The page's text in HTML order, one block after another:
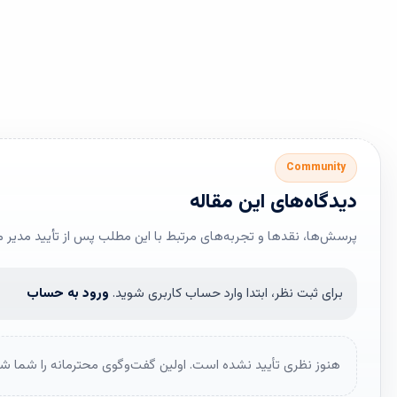
Community
دیدگاه‌های این مقاله
پرسش‌ها، نقدها و تجربه‌های مرتبط با این مطلب پس از تأیید
برای ثبت نظر، ابتدا وارد حساب کاربری شوید. ورود به حساب
هنوز نظری تأیید نشده است. اولین گفت‌وگوی محترمانه را شما